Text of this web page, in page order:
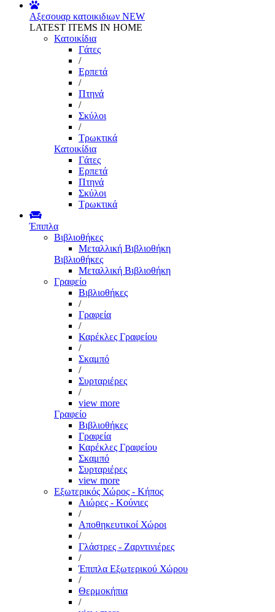
Αξεσουαρ κατοικιδιων NEW
LATEST ITEMS IN HOME
Κατοικίδια
Γάτες
/
Ερπετά
/
Πτηνά
/
Σκύλοι
/
Τρωκτικά
Κατοικίδια
Γάτες
Ερπετά
Πτηνά
Σκύλοι
Τρωκτικά
Έπιπλα
Βιβλιοθήκες
Μεταλλική Βιβλιοθήκη
Βιβλιοθήκες
Μεταλλική Βιβλιοθήκη
Γραφείο
Βιβλιοθήκες
/
Γραφεία
/
Καρέκλες Γραφείου
/
Σκαμπό
/
Συρταριέρες
/
view more
Γραφείο
Βιβλιοθήκες
Γραφεία
Καρέκλες Γραφείου
Σκαμπό
Συρταριέρες
view more
Εξωτερικός Χώρος - Κήπος
Αιώρες - Κούνιες
/
Αποθηκευτικοί Χώροι
/
Γλάστρες - Ζαρντινιέρες
/
Έπιπλα Εξωτερικού Χώρου
/
Θερμοκήπια
/